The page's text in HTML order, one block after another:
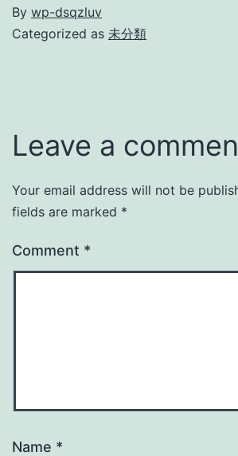
By wp-dsqzluv
Categorized as 未分類
Leave a
Your email address will not be
fields are marked *
Comment *
Name *